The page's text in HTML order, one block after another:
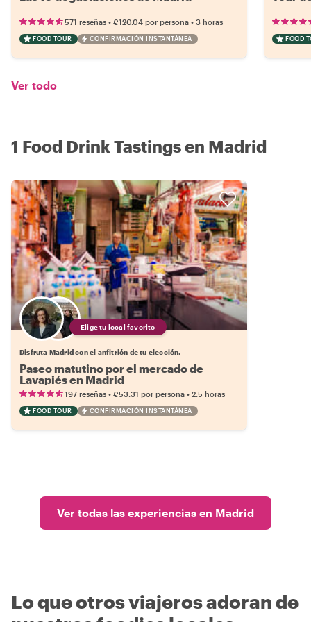
571 reseñas • €120.04 por persona • 3 horas
FOOD TOUR CONFIRMACIÓN INSTANTÁNEA FOOD
Ver todo
1 Food Drink Tastings en Madrid
Elige tu local favorito
Disfruta Madrid con el anfitrión de tu elección.
Paseo matutino por el mercado de
Lavapiés en Madrid
197 reseñas • €53.31 por persona • 2.5 horas
FOOD TOUR CONFIRMACIÓN INSTANTÁNEA
Ver todas las experiencias en Madrid
Lo que otros viajeros adoran de